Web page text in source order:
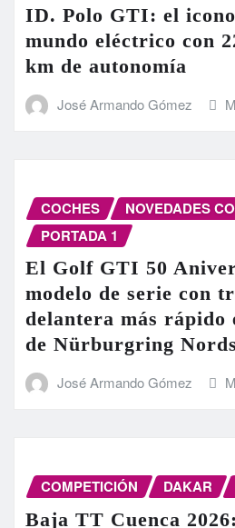
ID. Polo GTI: el
mundo eléctrico con
km de autonomía
José Armando Gómez
COCHES
NOVEDADES
PORTADA 1
El Golf GTI 50
modelo de serie con
delantera más rápido
de Nürburgring
José Armando Gómez
COMPETICIÓN DAKAR
Baja TT Cuenca